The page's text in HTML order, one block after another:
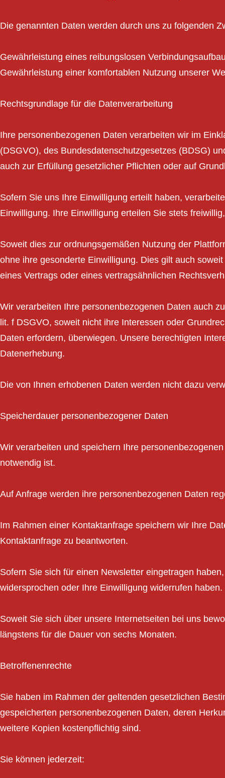
Die genannten Daten werden durch uns zu folgenden
Gewährleistung eines reibungslosen
Gewährleistung einer komfortablen Nutzung unserer
Rechtsgrundlage für die Datenverarbeitung
Ihre personenbezogenen Daten verarbeiten wir im
(DSGVO), des Bundesdatenschutzgesetzes (BDSG)
auch zur Erfüllung gesetzlicher Pflichten oder auf
Sofern Sie uns Ihre Einwilligung erteilt haben,
Einwilligung. Ihre Einwilligung erteilen Sie stets
Soweit dies zur ordnungsgemäßen Nutzung der
ohne ihre gesonderte Einwilligung. Dies gilt auch
eines Vertrags oder eines vertragsähnlichen
Wir verarbeiten Ihre personenbezogenen Daten auch
lit. f DSGVO, soweit nicht ihre Interessen oder
Daten erfordern, überwiegen. Unsere berechtigten
Datenerhebung.
Die von Ihnen erhobenen Daten werden nicht dazu
Speicherdauer personenbezogener Daten
Wir verarbeiten und speichern Ihre
notwendig ist.
Auf Anfrage werden ihre personenbezogenen Daten
Im Rahmen einer Kontaktanfrage speichern wir Ihre
Kontaktanfrage zu beantworten.
Sofern Sie sich für einen Newsletter eingetragen
widersprochen oder Ihre Einwilligung widerrufen haben.
Soweit Sie sich über unsere Internetseiten bei uns
längstens für die Dauer von sechs Monaten.
Betroffenenrechte
Sie haben im Rahmen der geltenden gesetzlichen
gespeicherten personenbezogenen Daten, deren
weitere Kopien kostenpflichtig sind.
Sie können jederzeit: